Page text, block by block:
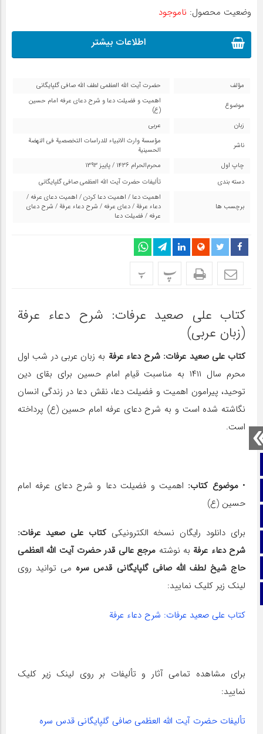
تماس با ما
آپارات
اینستاگرام
تلگرام
وضعیت محصول: ناموجود
اطلاعات بیشتر
مؤلف
حضرت آیت الله العظمی لطف الله صافی گلپایگانی
موضوع
اهمیت و فضیلت دعا و شرح دعای عرفه امام حسین
(ع)
زبان
عربی
ناشر
مؤسسة وارث الانبياء للدراسات التخصصية في النهضة
الحسينية
چاپ اول
محرم‌الحرام 1436 / پاییز 1393
دسته بندی
تألیفات حضرت آیت اللّه العظمی صافی گلپایگانی
برچسب ها
اهمیت دعا / اهمیت دعا کردن/ اهمیت دعای عرفه /
دعاء عرفة /دعای عرفه / شرح دعاء عرفة / شرح دعای
عرفه / فضیلت دعا
پ پ
کتاب على صعيد عرفات: شرح دعاء عرفة
(زبان عربی)
کتاب على صعيد عرفات: شرح دعاء عرفة به زبان عربی در شب اول
محرم سال ۱۴۱۱ به مناسبت قیام امام حسین برای بقای دین
توحید، پیرامون اهمیت و فضیلت دعا، نقش دعا در زندگی انسان
نگاشته شده است و به شرح دعای عرفه امام حسین (ع) پرداخته
است.
•موضوع کتاب: اهمیت و فضیلت دعا و شرح دعای عرفه امام
حسین (ع)
برای دانلود رایگان نسخه الکترونیکیکتاب على صعيد عرفات:
شرح دعاء عرفة به نوشته مرجع عالی قدر حضرت آیت الله العظمی
حاج شیخ لطف الله صافی گلپایگانی قدس سره می توانید روی
لینک زیر کلیک نمایید:
کتاب على صعيد عرفات: شرح دعاء عرفة
برای مشاهده تمامی آثار و تألیفات بر روی لینک زیر کلیک
نمایید:
تألیفات حضرت آیت اللّه العظمی صافی گلپایگانی قدس سره